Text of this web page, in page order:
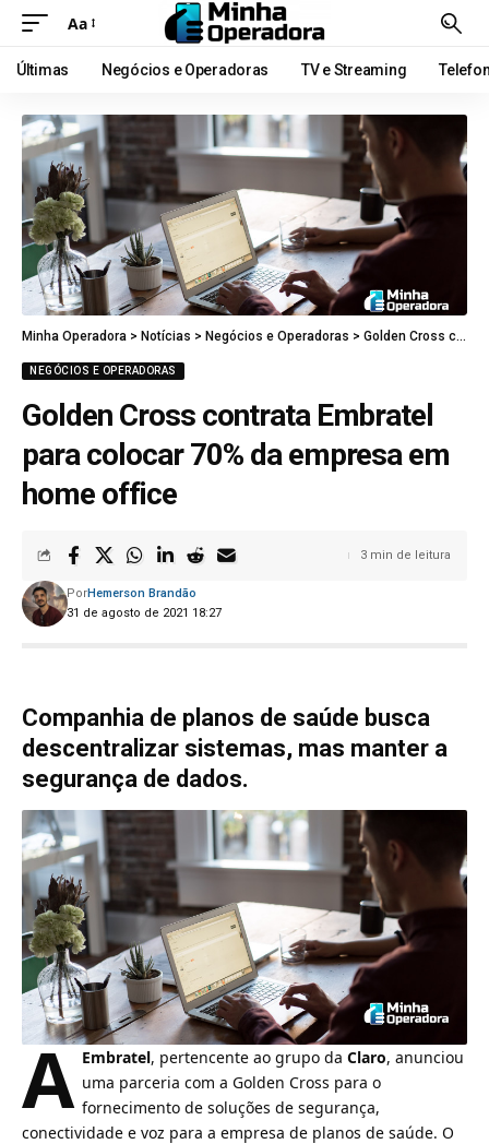
Aa
Últimas Negócios e Operadoras TV e Streaming
Minha Operadora > Notícias > Negócios e Operadoras > Golden Cross contrata Embratel para colocar 70% da empresa em home office
NEGÓCIOS E OPERADORAS
Golden Cross contrata Embratel
para colocar 70% da empresa em
home office
31 de agosto de 2021 18:27
PorHemerson Brandão
3 min de leitura
Companhia de planos de saúde busca
descentralizar sistemas, mas manter a
segurança de dados.
A Embratel, pertencente ao grupo da Claro, anunciou
uma parceria com a Golden Cross para o
fornecimento de soluções de segurança,
conectividade e voz para a empresa de planos de saúde. O